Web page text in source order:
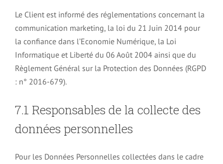
Le Client est informé des réglementations concernant la
communication marketing, la loi du 21 Juin 2014 pour
la confiance dans l’Economie Numérique, la Loi
Informatique et Liberté du 06 Août 2004 ainsi que du
Règlement Général sur la Protection des Données (RGPD
: n° 2016-679).
7.1 Responsables de la collecte des
données personnelles
Pour les Données Personnelles collectées dans le cadre